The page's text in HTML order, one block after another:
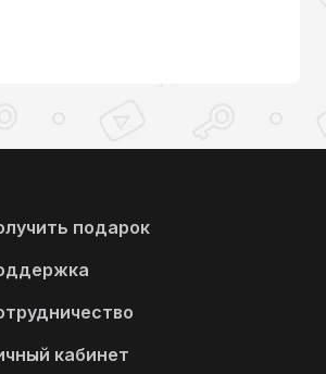
подарок
кабинет